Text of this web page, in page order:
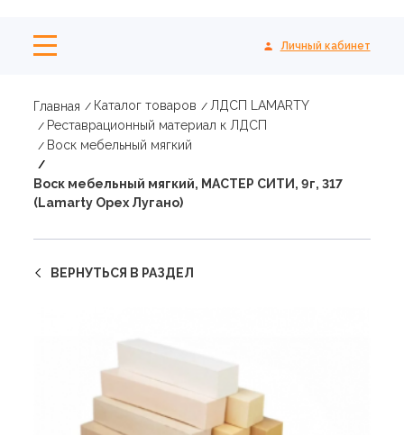
Личный кабинет
Главная Каталог товаров
ЛДСП LAMARTY
Реставрационный материал к ЛДСП
Воск мебельный мягкий
Воск мебельный мягкий, МАСТЕР СИТИ, 9г, 317
(Lamarty Орех Лугано)
ВЕРНУТЬСЯ В РАЗДЕЛ